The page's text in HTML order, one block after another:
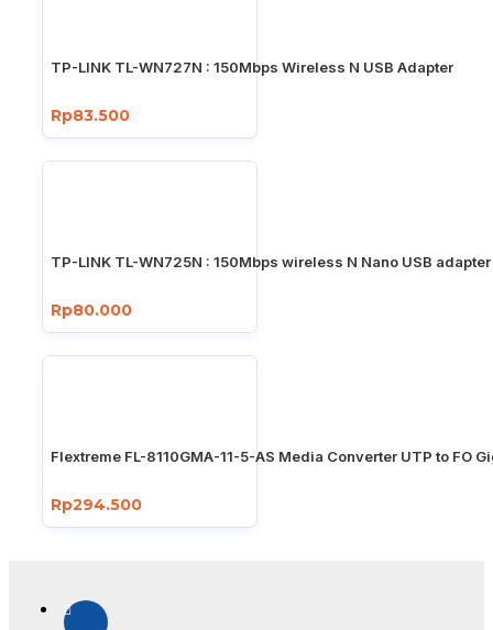
TP-LINK TL-WN727N : 150Mbps Wireless N USB Adapter
Rp83.500
TP-LINK TL-WN725N : 150Mbps wireless N Nano USB adapter
Rp80.000
Flextreme FL-8110GMA-11-5-AS Media Converter UTP to FO
Rp294.500